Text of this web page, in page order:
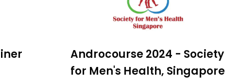
Androcourse 2024 - Society
for Men's Health, Singapore